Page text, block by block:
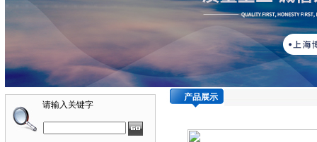
请输入关键字
产品展示